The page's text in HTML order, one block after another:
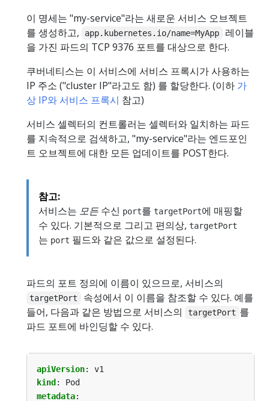
이 명세는 "my-service"라는 새로운 서비스 오브젝트
를 생성하고,
app.kubernetes.io/name=MyApp
레이블
을 가진 파드의 TCP 9376 포트를 대상으로 한다.
쿠버네티스는 이 서비스에 서비스 프록시가 사용하는
IP 주소 ("cluster IP"라고도 함) 를 할당한다. (이하 가
상 IP와 서비스 프록시 참고)
서비스 셀렉터의 컨트롤러는 셀렉터와 일치하는 파드
를 지속적으로 검색하고, "my-service"라는 엔드포인
트 오브젝트에 대한 모든 업데이트를 POST한다.
참고:
서비스는 모든 수신 port를 targetPort에 매핑할
수 있다. 기본적으로 그리고 편의상, targetPort
는 port 필드와 같은 값으로 설정된다.
파드의 포트 정의에 이름이 있으므로, 서비스의
targetPort
속성에서 이 이름을 참조할 수 있다. 예를
들어, 다음과 같은 방법으로 서비스의
targetPort 를
파드 포트에 바인딩할 수 있다.
apiVersion:
v1
kind :
Pod
metadata: